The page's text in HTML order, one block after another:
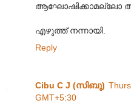
ആഘോഷിക്കാമല്ലോ
എഴുത്ത് നന്നായി.
Reply
Cibu C J (സിബു)
GMT+5:30